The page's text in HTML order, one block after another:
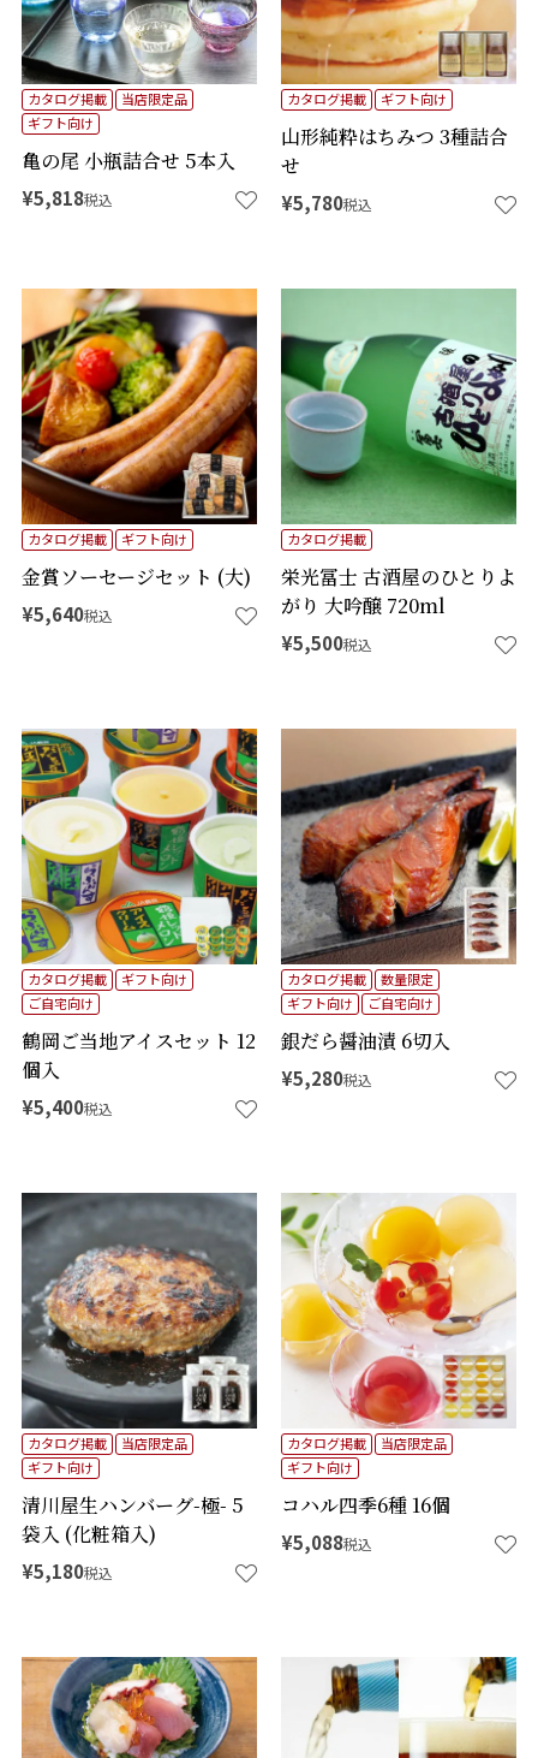
亀の尾 小瓶詰合せ 5本入
カタログ掲載
当店限定品
ギフト向け
¥5,818税込
山形純粋はちみつ 3種詰合
せ
カタログ掲載 ギフト向け
¥5,780税込
金賞ソーセージセット (大)
カタログ掲載 ギフト向け
¥5,640税込
栄光冨士 古酒屋のひとりよ
がり 大吟醸 720ml
カタログ掲載
¥5,500税込
鶴岡ご当地アイスセット 12
個入
カタログ掲載
ギフト向け
ご自宅向け
¥5,400税込
銀だら醤油漬 6切入
カタログ掲載
数量限定
ギフト向け
ご自宅向け
¥5,280税込
清川屋生ハンバーグ-極- 5
袋入 (化粧箱入)
カタログ掲載
当店限定品
ギフト向け
¥5,180税込
コハル四季6種 16個
カタログ掲載
当店限定品
ギフト向け
¥5,088税込